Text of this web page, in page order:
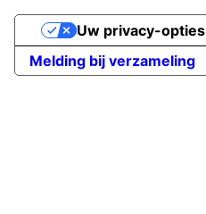
Melding bij verzameling
Uw privacy-opties